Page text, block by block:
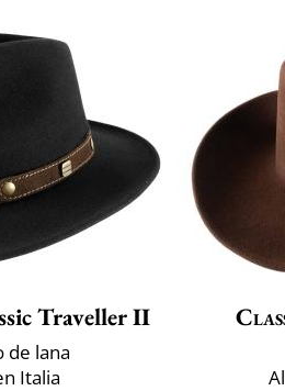
Traveller II
de lana
Italia